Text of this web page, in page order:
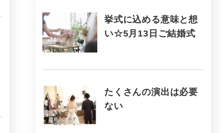
挙式に込める意味と想
い☆5月13日ご結婚式
たくさんの演出は必要
ない